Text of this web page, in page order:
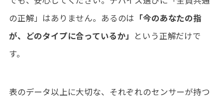
の正解」はありません。あるのは 「今のあなたの指
が、どのタイプに合っているか」 という正解だけで
す。
表のデータ以上に大切な、それぞれのセンサーが持つ